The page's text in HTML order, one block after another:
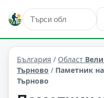
култура и изкуство
Област: Велико Търново
България / Област
Търново / Паметник
Търново